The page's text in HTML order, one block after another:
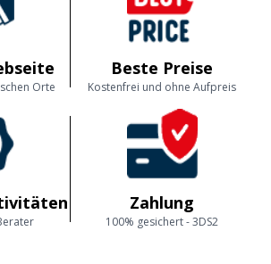
Orte
Beste Preise
Kostenfrei und ohne Aufpreis
Zahlung
100% gesichert - 3DS2